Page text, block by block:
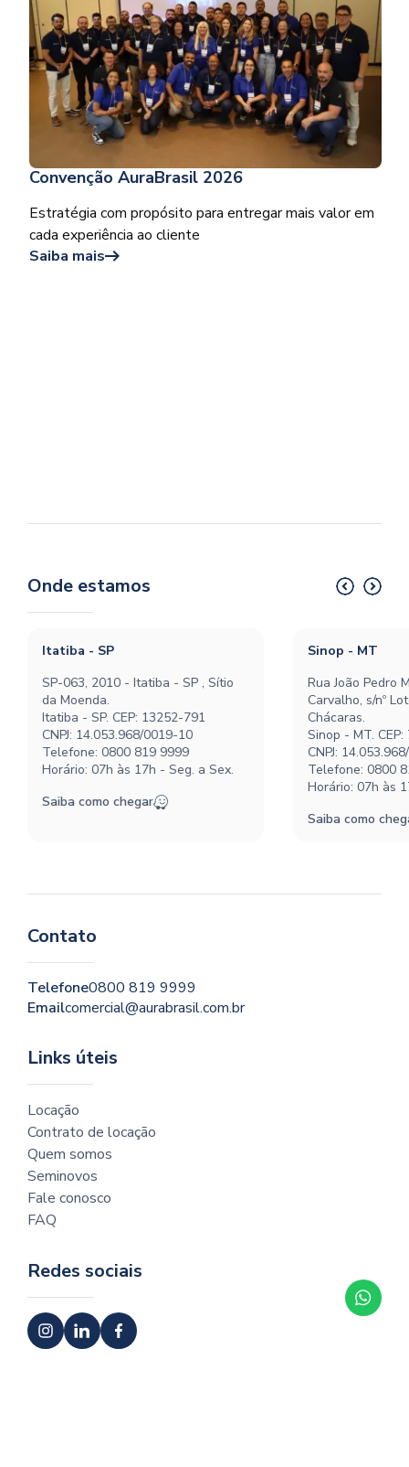
Convenção AuraBrasil 2026
Estratégia com propósito para entregar mais valor em
cada experiência ao cliente
Saiba mais
Onde estamos
Itatiba - SP
SP-063, 2010 - Itatiba - SP , Sítio
da Moenda.
Itatiba - SP. CEP: 13252-791
CNPJ: 14.053.968/0019-10
Telefone: 0800 819 9999
Horário: 07h às 17h - Seg. a Sex.
Saiba como chegar
Sinop - MT
Rua João Pedro
Carvalho, s/nº
Chácaras.
Sinop - MT.
CNPJ:
Telefone: 0800
Horário: 07h às
Saiba como
Contato
Telefone0800 819 9999
Emailcomercial@aurabrasil.com.br
Links úteis
Locação
Contrato de locação
Quem somos
Seminovos
Fale conosco
FAQ
Redes sociais